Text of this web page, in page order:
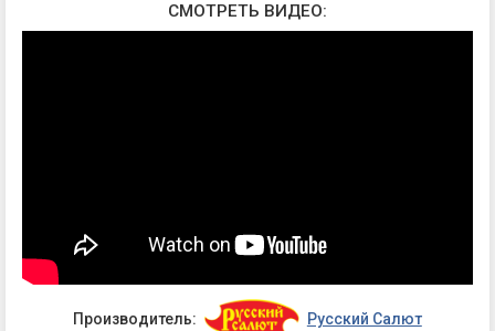
СМОТРЕТЬ ВИДЕО:
Производитель: Русский Салют